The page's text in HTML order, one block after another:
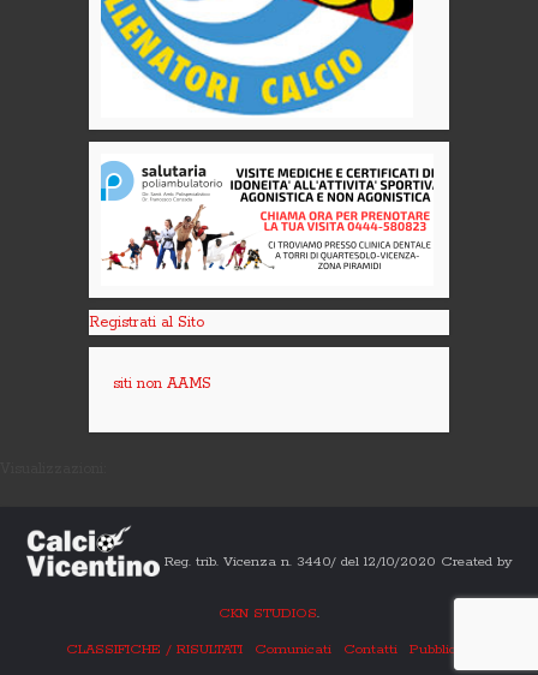
Registrati al Sito
siti non AAMS
Reg. trib. Vicenza n. 3440/ del 12/10/2020 Created by
CKN STUDIOS.
CLASSIFICHE / RISULTATI
Comunicati Contatti Pubblicità